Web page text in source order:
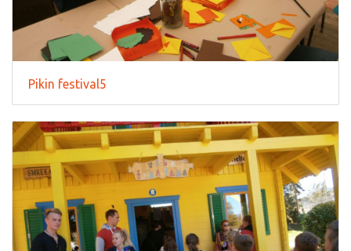
Pikin festival5